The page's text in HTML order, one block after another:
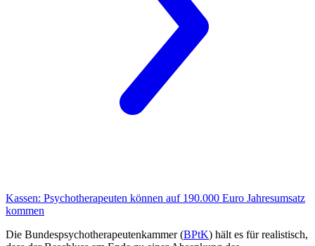
Kassen: Psychotherapeuten können auf 190.000 Euro Jahresumsatz
kommen
Die Bundespsychotherapeutenkammer (BPtK) hält es für realistisch,